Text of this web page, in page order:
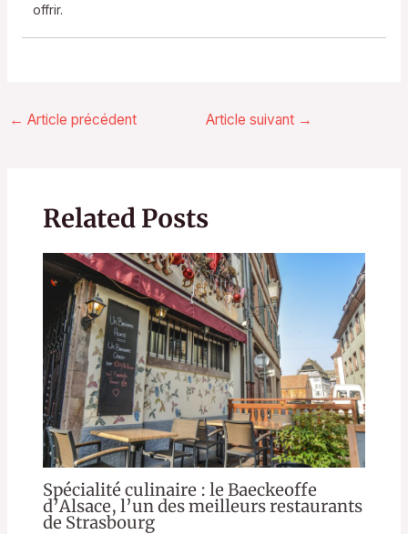
offrir.
← Article précédent Article suivant →
Related Posts
Spécialité culinaire : le Baeckeoffe
d’Alsace, l’un des meilleurs restaurants
de Strasbourg